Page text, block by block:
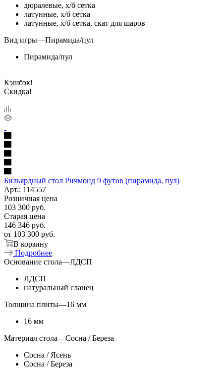
дюралевые, х/б сетка
латунные, х/б сетка
латунные, х/б сетка, скат для шаров
Вид игры—Пирамида/пул
Пирамида/пул
Кэшбэк!
Скидка!
Бильярдный стол Ричмонд 9 футов (пирамида, пул)
Арт.: 114557
Розничная цена
103 300 руб.
Старая цена
146 346 руб.
от 103 300 руб.
В корзину
Подробнее
Основание стола—ЛДСП
ЛДСП
натуральный сланец
Толщина плиты—16 мм
16 мм
Материал стола—Сосна / Береза
Сосна / Ясень
Сосна / Береза